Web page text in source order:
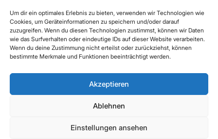
Um dir ein optimales Erlebnis zu bieten, verwenden wir Technologien wie
Cookies, um Geräteinformationen zu speichern und/oder darauf
zuzugreifen. Wenn du diesen Technologien zustimmst, können wir Daten
wie das Surfverhalten oder eindeutige IDs auf dieser Website verarbeiten.
Wenn du deine Zustimmung nicht erteilst oder zurückziehst, können
bestimmte Merkmale und Funktionen beeinträchtigt werden.
Akzeptieren
Ablehnen
Einstellungen ansehen
Informationspflicht
für Bewerber
Kontakt
Striewe Zeitarbeit GmbH
05021 6080060